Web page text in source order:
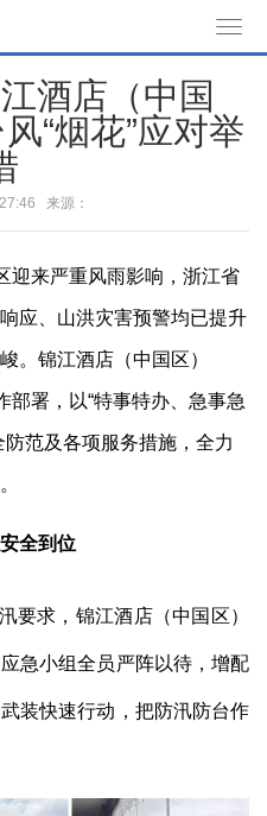
o
酒店（中国
“烟花”应对举
来源：
迎来严重风雨影响，浙江省
应、山洪灾害预警均已提升
。锦江酒店（中国区）
部署，以“特事特办、急事急
范及各项服务措施，全力
全到位
要求，锦江酒店（中国区）
急小组全员严阵以待，增配
装快速行动，把防汛防台作